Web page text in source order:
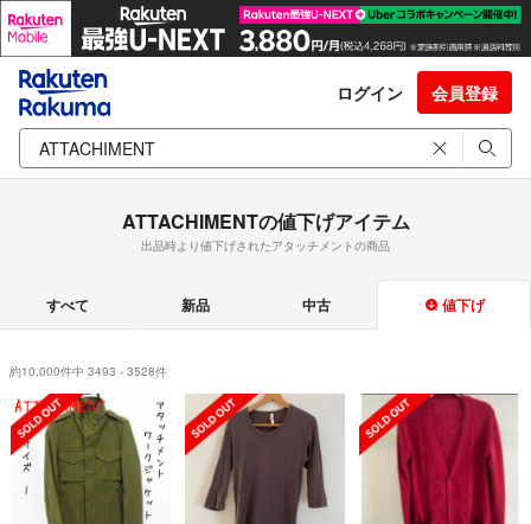
ログイン 会員登録
ATTACHIMENTの値下げアイテム
出品時より値下げされたアタッチメントの商品
すべて 新品 中古 値下げ
約10,000件中 3493 - 3528件